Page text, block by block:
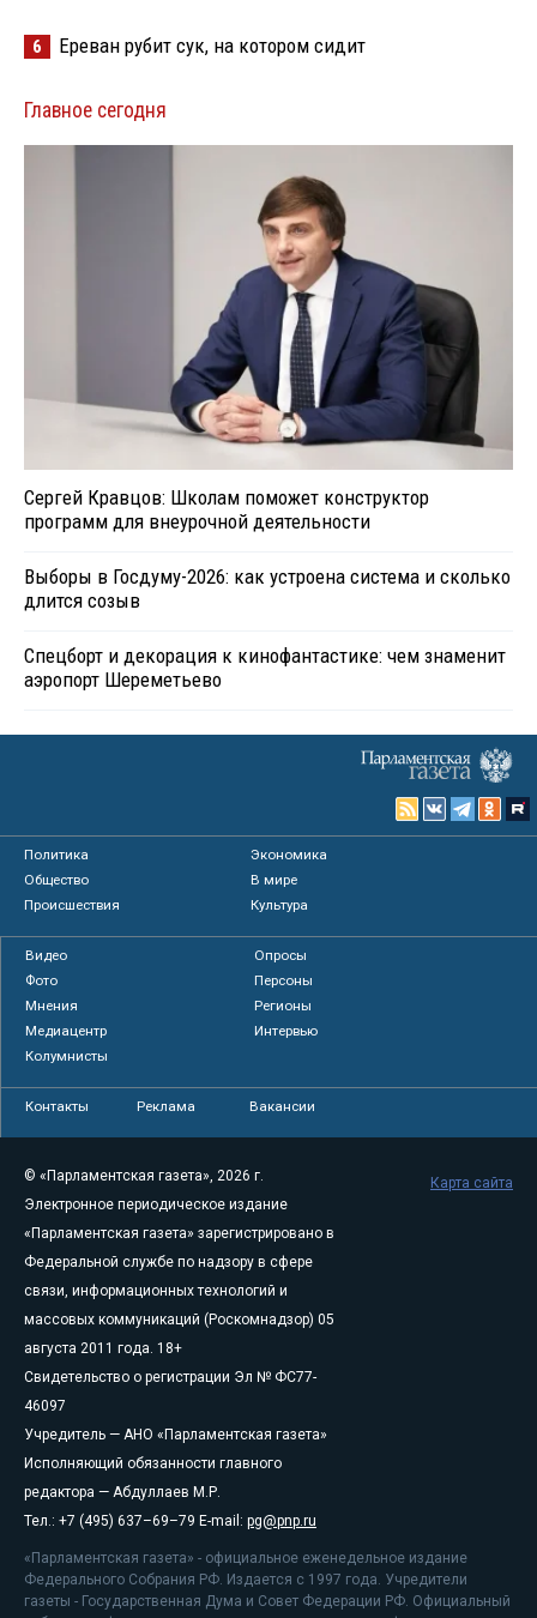
6 Ереван рубит сук, на котором сидит
Главное сегодня
Сергей Кравцов: Школам поможет конструктор
программ для внеурочной деятельности
Выборы в Госдуму-2026: как устроена система и сколько
длится созыв
Спецборт и декорация к кинофантастике: чем знаменит
аэропорт Шереметьево
Политика
Экономика
Общество
В мире
Происшествия
Культура
Видео
Опросы
Фото
Персоны
Мнения
Регионы
Медиацентр
Интервью
Колумнисты
Контакты Реклама Вакансии
© «Парламентская газета», 2026 г.
Электронное периодическое издание
«Парламентская газета» зарегистрировано в
Федеральной службе по надзору в сфере
связи, информационных технологий и
массовых коммуникаций (Роскомнадзор) 05
августа 2011 года. 18+
Свидетельство о регистрации Эл № ФС77-
46097
Учредитель — АНО «Парламентская газета»
Исполняющий обязанности главного
редактора — Абдуллаев М.Р.
Тел.: +7 (495) 637–69–79 E-mail: pg@pnp.ru
«Парламентская газета» - официальное еженедельное издание
Федерального Собрания РФ. Издается с 1997 года. Учредители
газеты - Государственная Дума и Совет Федерации РФ. Официальный
Карта сайта